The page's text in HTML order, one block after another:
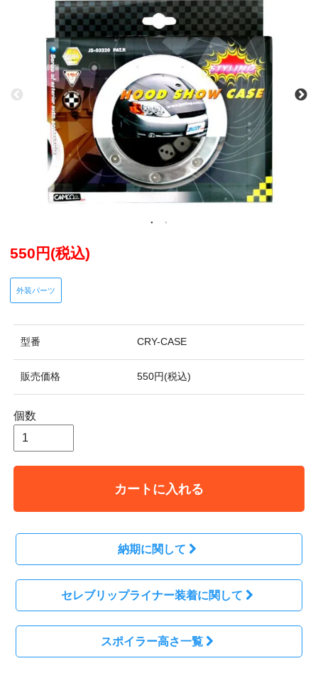
550円(税込)
外装パーツ
型番 CRY-CASE
販売価格 550円(税込)
個数
カートに入れる
納期に関して
セレブリップライナー装着に関して
スポイラー高さ一覧